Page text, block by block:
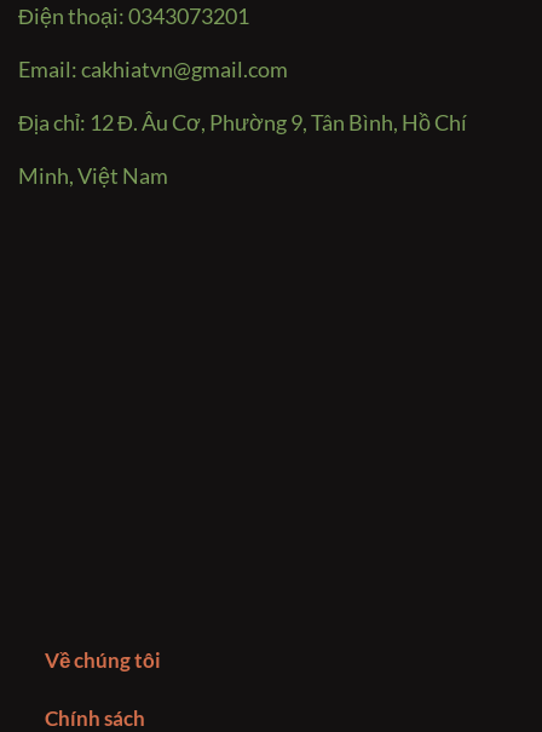
Điện thoại: 0343073201
Email:cakhiatvn@gmail.com
Địa chỉ: 12 Đ. Âu Cơ, Phường 9, Tân Bình, Hồ Chí
Minh, Việt Nam
Về chúng tôi
Chính sách